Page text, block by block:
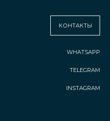
WHATSAPP
TELEGRAM
INSTAGRAM
КОНТАКТЫ